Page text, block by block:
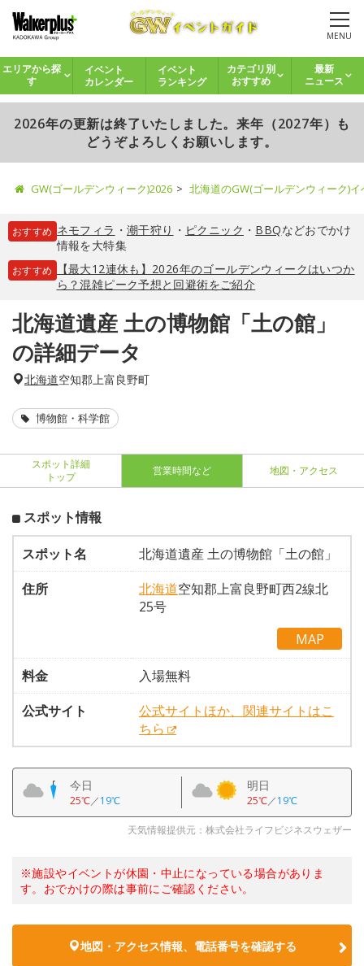
MENU
エリアから探
す
イベント
カレンダー
イベント
ランキング
カテゴリ別
おすすめ
最新
ニュース
2026年の更新は終了いたしました。来年（2027年）も
どうぞよろしくお願いします。
GW(ゴールデンウィーク)2026 北海道のGW(ゴールデンウィーク)
おすすめ ネモフィラ ・ 潮干狩り ・ ピクニック ・ BBQなどおでかけ
情報を大特集
おすすめ
【最大12連休も】2026年のゴールデンウィークはいつか
ら？混雑ピーク予想と回避術をご紹介
北海道遺産 土の博物館「土の館」
の詳細データ
北海道空知郡上富良野町
博物館・科学館
スポット詳細
トップ
営業時間など 地図・アクセス
スポット情報
スポット名
北海道遺産 土の博物館「土の館」
住所
北海道空知郡上富良野町西2線北
25号
MAP
料金
入場無料
公式サイト
公式サイトほか、関連サイトはこ
ちら
今日
25℃／19℃
明日
25℃／19℃
天気情報提供元：株式会社ライフビジネスウェザー
※施設やイベントが休園・中止になっている場合がありま
す。おでかけの際は事前にご確認ください。
地図・アクセス情報、電話番号を確認する